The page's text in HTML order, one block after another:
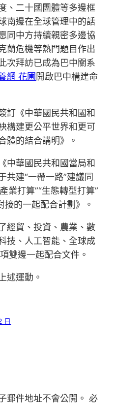
、二十國團體等多邊框
南邊在全球管理中的話
同中方持續親密多邊協
蘭危機等熱門題目作出
次拜訪已成為巴中關系
網 花圃 開啟巴中構建命
訂《中華國民共和國和
構建更公平世界和更可
體的結合講明》。
中華國民共和國當局和
共建“一帶一路”建議同
業打算”“生態轉型打算”
接的一起配合計劃》。
經貿、投資、農業、數
技、人工智能、全球成
雙邊一起配合文件。
述運動。
日
郵件地址不會公開。 必